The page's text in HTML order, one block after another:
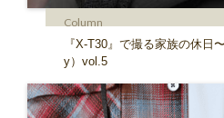
Column
『X-T30』で撮る家族の休
y）vol.5